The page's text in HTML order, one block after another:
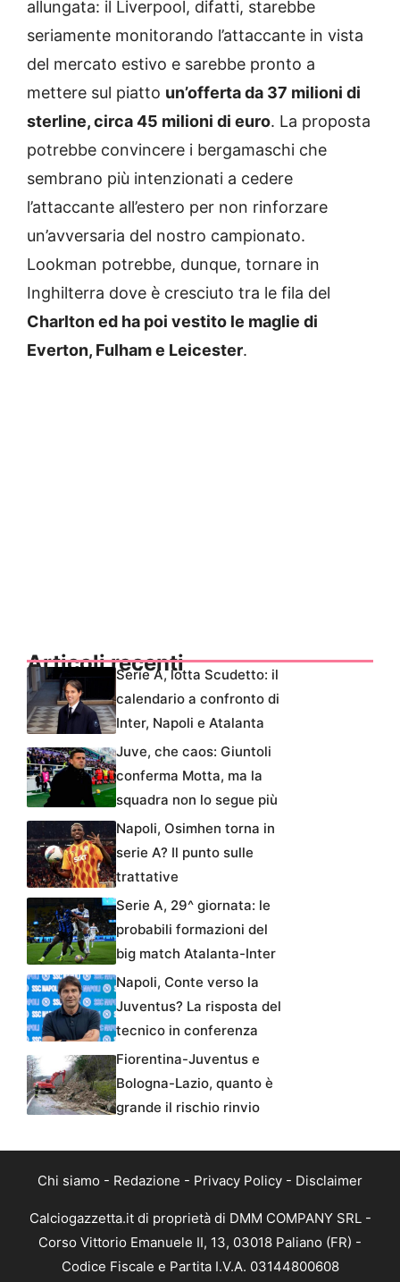
allungata: il Liverpool, difatti, starebbe
seriamente monitorando l’attaccante in vista
del mercato estivo e sarebbe pronto a
mettere sul piatto un’offerta da 37 milioni di
sterline, circa 45 milioni di euro. La proposta
potrebbe convincere i bergamaschi che
sembrano più intenzionati a cedere
l’attaccante all’estero per non rinforzare
un’avversaria del nostro campionato.
Lookman potrebbe, dunque, tornare in
Inghilterra dove è cresciuto tra le fila del
Charlton ed ha poi vestito le maglie di
Everton, Fulham e Leicester.
Articoli recentiSerie A, lotta Scudetto: il
calendario a confronto di
Inter, Napoli e Atalanta
Juve, che caos: Giuntoli
conferma Motta, ma la
squadra non lo segue più
Napoli, Osimhen torna in
serie A? Il punto sulle
trattative
Serie A, 29^ giornata: le
probabili formazioni del
big match Atalanta-Inter
Napoli, Conte verso la
Juventus? La risposta del
tecnico in conferenza
Fiorentina-Juventus e
Bologna-Lazio, quanto è
grande il rischio rinvio
Chi siamo - Redazione - Privacy Policy - Disclaimer
Calciogazzetta.it di proprietà di DMM COMPANY SRL -
Corso Vittorio Emanuele II, 13, 03018 Paliano (FR) -
Codice Fiscale e Partita I.V.A. 03144800608